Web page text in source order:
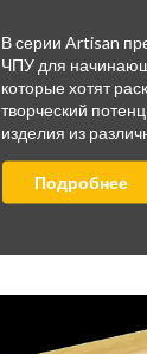
В серии Artisan
ЧПУ для
которые хотят
творческий
изделия из
Подробнее